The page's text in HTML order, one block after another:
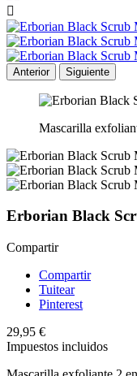

Anterior Siguiente
Mascarilla
Erborian Black
Compartir
Compartir
Tuitear
Pinterest
29,95 €
Impuestos incluidos